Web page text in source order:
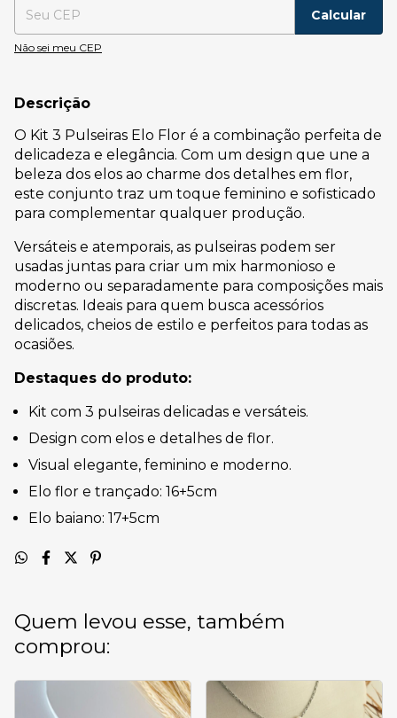
Calcular
Não sei meu CEP
Descrição
O Kit 3 Pulseiras Elo Flor é a combinação perfeita de
delicadeza e elegância. Com um design que une a
beleza dos elos ao charme dos detalhes em flor,
este conjunto traz um toque feminino e sofisticado
para complementar qualquer produção.
Versáteis e atemporais, as pulseiras podem ser
usadas juntas para criar um mix harmonioso e
moderno ou separadamente para composições mais
discretas. Ideais para quem busca acessórios
delicados, cheios de estilo e perfeitos para todas as
ocasiões.
Destaques do produto:
Kit com 3 pulseiras delicadas e versáteis.
Design com elos e detalhes de flor.
Visual elegante, feminino e moderno.
Elo flor e trançado: 16+5cm
Elo baiano: 17+5cm
Quem levou esse, também
comprou: